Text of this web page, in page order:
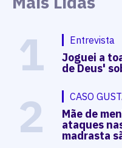
1 Entrevista
Joguei a
de Deus'
2 CASO
Mãe de
ataques
madrasta